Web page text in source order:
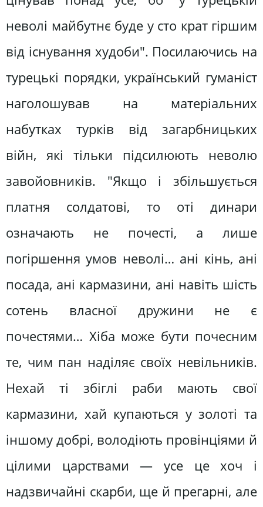
неволі майбутнє буде у сто крат гіршим
від існування худоби". Посилаючись на
турецькі порядки, український гуманіст
наголошував на матеріальних
набутках турків від загарбницьких
війн, які тільки підсилюють неволю
завойовників. "Якщо і збільшується
платня солдатові, то оті динари
означають не почесті, а лише
погіршення умов неволі… ані кінь, ані
посада, ані кармазини, ані навіть шість
сотень власної дружини не є
почестями… Хіба може бути почесним
те, чим пан наділяє своїх невільників.
Нехай ті збіглі раби мають свої
кармазини, хай купаються у золоті та
іншому добрі, володіють провінціями й
цілими царствами — усе це хоч і
надзвичайні скарби, ще й прегарні, але